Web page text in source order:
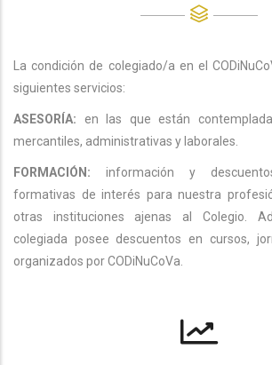
La condición de colegiado/a en el
siguientes servicios:
ASESORÍA: en las que están
mercantiles, administrativas y laborales.
FORMACIÓN: información y
formativas de interés para nuestra
otras instituciones ajenas al Colegio.
colegiada posee descuentos en cursos,
organizados por CODiNuCoVa.